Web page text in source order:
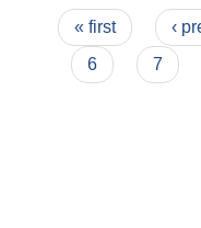
Pages
« first ‹
6
7